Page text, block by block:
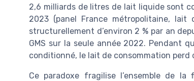
2,6 milliards de litres de lait liquide sont
2023 (panel France métropolitaine, lait
structurellement d’environ 2 % par an
GMS sur la seule année 2022. Pendant
conditionné, le lait de consommation
Ce paradoxe fragilise l’ensemble de